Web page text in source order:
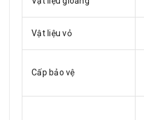
Vật liệu vỏ
Cấp bảo vệ